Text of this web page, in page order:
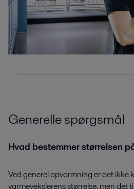
Generelle spørgsmål
Hvad bestemmer størrelsen
Ved generel opvarmning er det ikke
varmevekslerens størrelse, men det